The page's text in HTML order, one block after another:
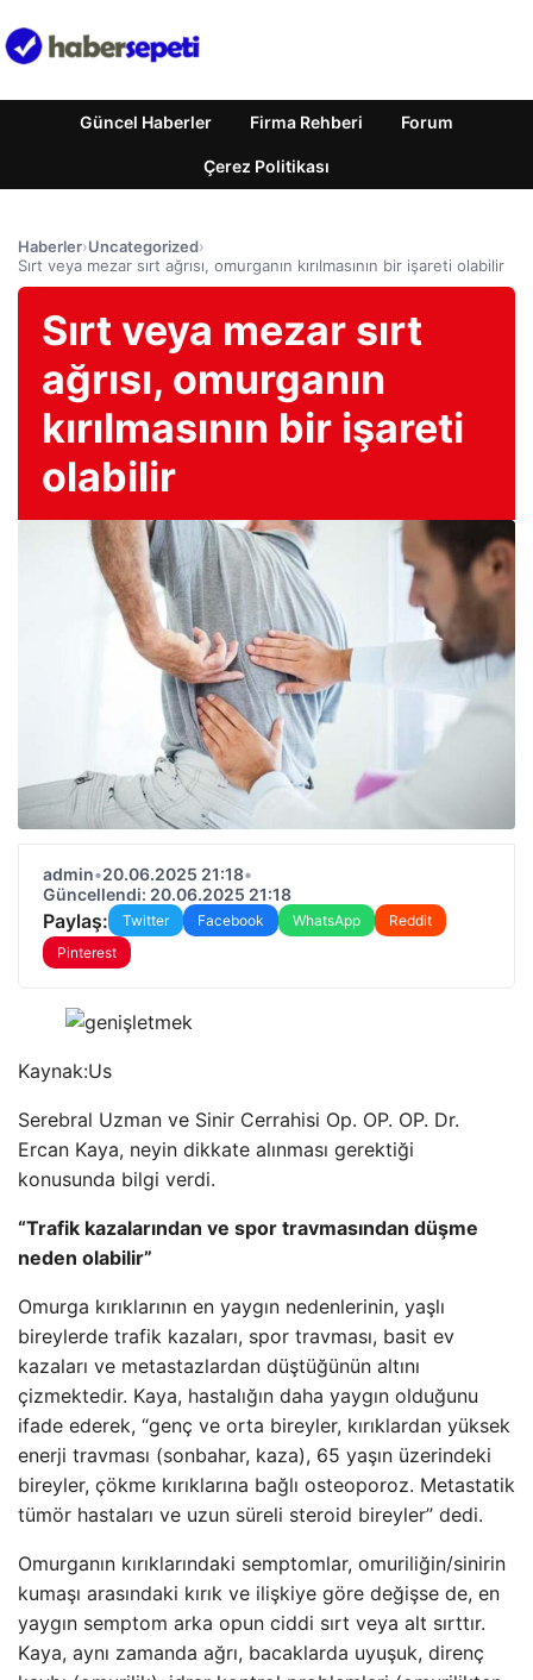
Güncel Haberler Firma Rehberi Forum
Çerez Politikası
Haberler›Uncategorized›
Sırt veya mezar sırt ağrısı, omurganın kırılmasının bir işareti olabilir
Sırt veya mezar sırt
ağrısı, omurganın
kırılmasının bir işareti
olabilir
admin•20.06.2025 21:18•
Güncellendi: 20.06.2025 21:18
Paylaş: Twitter Facebook WhatsApp
Reddit
Pinterest
Kaynak:Us
Serebral Uzman ve Sinir Cerrahisi Op. OP. OP. Dr.
Ercan Kaya, neyin dikkate alınması gerektiği
konusunda bilgi verdi.
“Trafik kazalarından ve spor travmasından düşme
neden olabilir”
Omurga kırıklarının en yaygın nedenlerinin, yaşlı
bireylerde trafik kazaları, spor travması, basit ev
kazaları ve metastazlardan düştüğünün altını
çizmektedir. Kaya, hastalığın daha yaygın olduğunu
ifade ederek, “genç ve orta bireyler, kırıklardan yüksek
enerji travması (sonbahar, kaza), 65 yaşın üzerindeki
bireyler, çökme kırıklarına bağlı osteoporoz. Metastatik
tümör hastaları ve uzun süreli steroid bireyler” dedi.
Omurganın kırıklarındaki semptomlar, omuriliğin/sinirin
kumaşı arasındaki kırık ve ilişkiye göre değişse de, en
yaygın semptom arka opun ciddi sırt veya alt sırttır.
Kaya, aynı zamanda ağrı, bacaklarda uyuşuk, direnç